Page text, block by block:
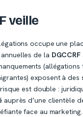
veille
occupe une
de la DGCCRF
(allégations
exposent à des
est double :
auprès d’une clientèle
face au marketing.